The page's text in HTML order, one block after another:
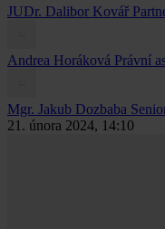
JUDr. Dalibor Kovář
Andrea Horáková Právní
Mgr. Jakub Dozbaba
21. února 2024, 14:10